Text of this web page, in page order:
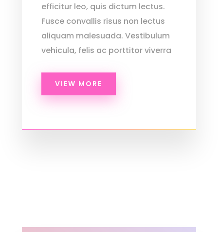
efficitur leo, quis dictum lectus.
Fusce convallis risus non lectus
aliquam malesuada. Vestibulum
vehicula, felis ac porttitor viverra
VIEW MORE